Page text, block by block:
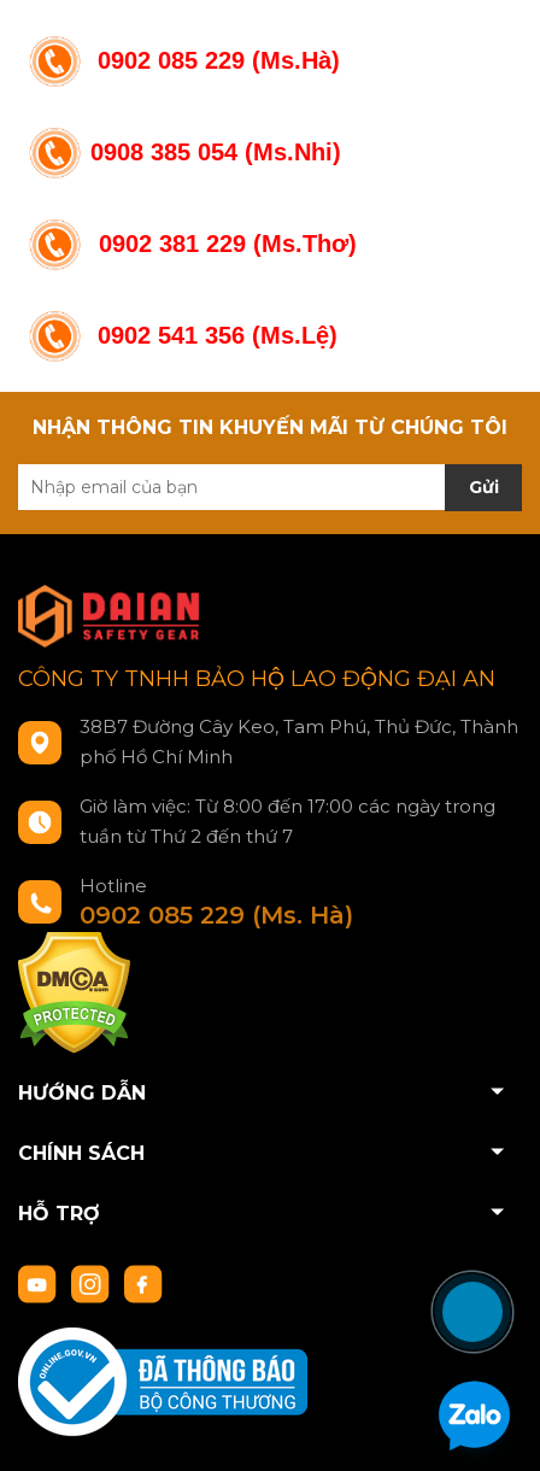
0902 085 229 (Ms.Hà)
0908 385 054 (Ms.Nhi)
0902 381 229 (Ms.Thơ)
0902 541 356 (Ms.Lệ)
NHẬN THÔNG TIN KHUYẾN MÃI TỪ CHÚNG TÔI
Gửi
CÔNG TY TNHH BẢO HỘ LAO ĐỘNG ĐẠI AN
38B7 Đường Cây Keo, Tam Phú, Thủ Đức, Thành
phố Hồ Chí Minh
Giờ làm việc: Từ 8:00 đến 17:00 các ngày trong
tuần từ Thứ 2 đến thứ 7
Hotline
0902 085 229 (Ms. Hà)
HƯỚNG DẪN
CHÍNH SÁCH
HỖ TRỢ